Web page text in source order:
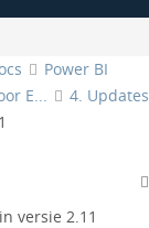
Power BI
E...
4. Updates
versie 2.11